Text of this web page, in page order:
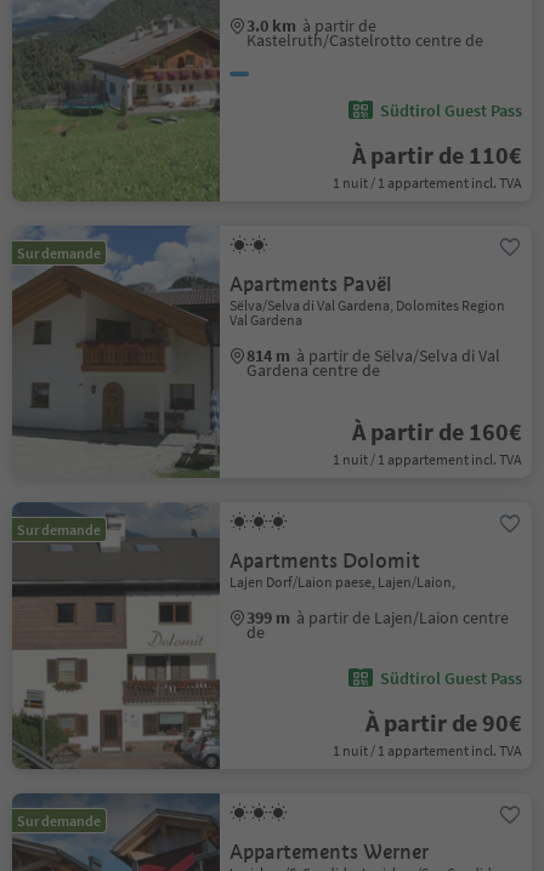
3.0 km à partir de
Kastelruth/Castelrotto centre de
Südtirol Guest Pass
À partir de 110€
1 nuit / 1 appartement incl. TVA
Sur demande
Apartments Pavël
Sëlva/Selva di Val Gardena, Dolomites Region
Val Gardena
814 m à partir de Sëlva/Selva di Val
Gardena centre de
À partir de 160€
1 nuit / 1 appartement incl. TVA
Sur demande
Apartments Dolomit
Lajen Dorf/Laion paese, Lajen/Laion,
399 m à partir de Lajen/Laion centre
de
Südtirol Guest Pass
À partir de 90€
1 nuit / 1 appartement incl. TVA
Sur demande
Appartements Werner